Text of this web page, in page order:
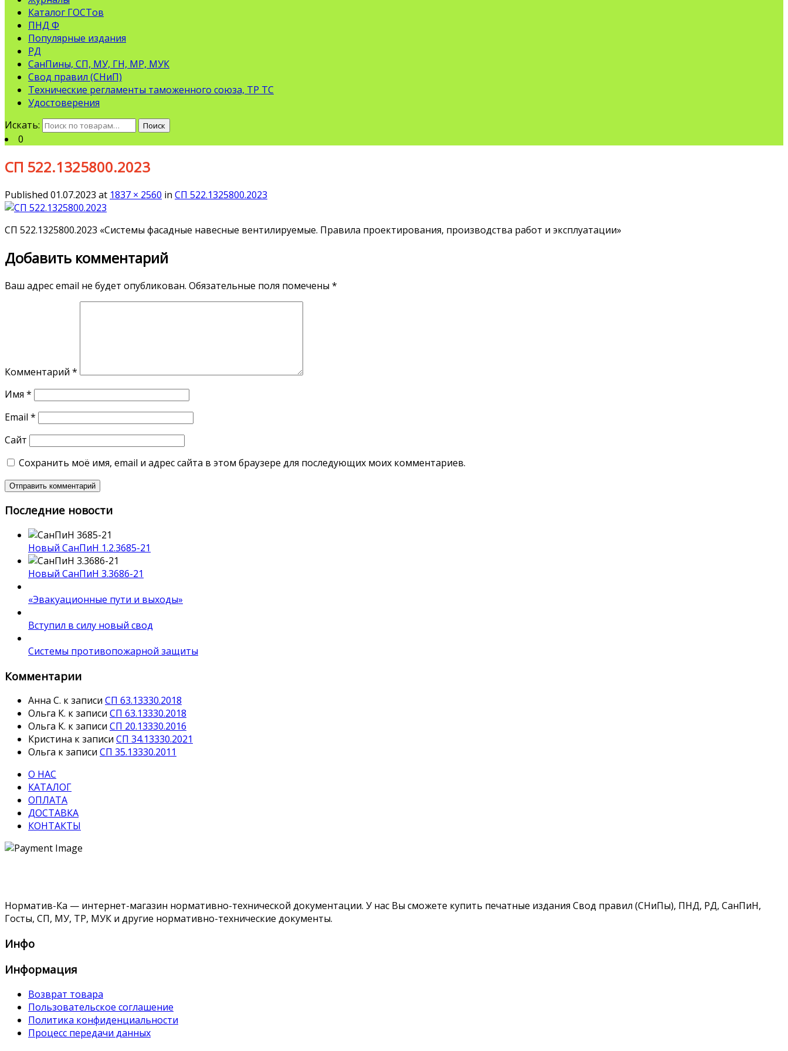
Каталог ГОСТов
ПНД Ф
Популярные издания
РД
СанПины, СП, МУ, ГН, МР, МУК
Свод правил (СНиП)
Технические регламенты таможенного союза, ТР ТС
Удостоверения
Искать:
Поиск
0
СП 522.1325800.2023
Published 01.07.2023 at 1837 × 2560 in СП 522.1325800.2023
СП 522.1325800.2023 «Системы фасадные навесные вентилируемые. Правила проектирования, производства работ и эксплуатации»
Добавить комментарий
Ваш адрес email не будет опубликован. Обязательные поля помечены *
Комментарий *
Имя *
Email *
Сайт
Сохранить моё имя, email и адрес сайта в этом браузере для последующих моих комментариев.
Последние новости
Новый СанПиН 1.2.3685-21
Новый СанПиН 3.3686-21
«Эвакуационные пути и выходы»
Вступил в силу новый свод
Системы противопожарной защиты
Комментарии
Анна С. к записи СП 63.13330.2018
Ольга К. к записи СП 63.13330.2018
Ольга К. к записи СП 20.13330.2016
Кристина к записи СП 34.13330.2021
Ольга к записи СП 35.13330.2011
О НАС
КАТАЛОГ
ОПЛАТА
ДОСТАВКА
КОНТАКТЫ
Норматив-Ка — интернет-магазин нормативно-технической документации. У нас Вы сможете купить печатные издания Свод правил (СНиПы), ПНД, РД, СанПиН,
Госты, СП, МУ, ТР, МУК и другие нормативно-технические документы.
Инфо
Информация
Возврат товара
Пользовательское соглашение
Политика конфиденциальности
Процесс передачи данных